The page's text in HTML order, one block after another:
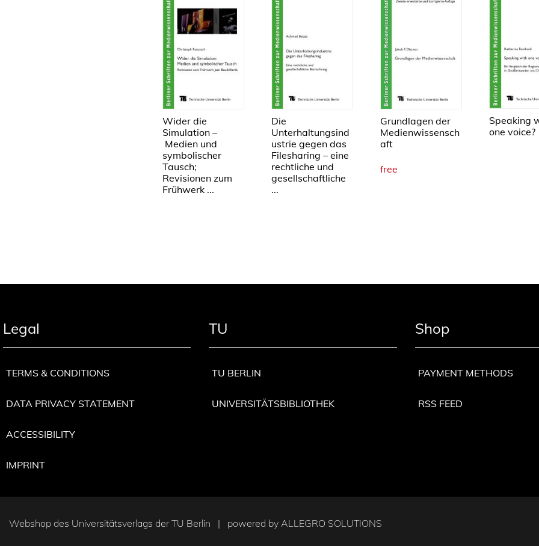
Wider die
Simulation –
Medien und
symbolischer
Tausch;
Revisionen zum
Frühwerk ...
Die
Unterhaltungsind
ustrie gegen das
Filesharing – eine
rechtliche und
gesellschaftliche
...
Grundlagen der
Medienwissensch
aft
free
Speaking
one voice?
Legal
TERMS & CONDITIONS
DATA PRIVACY STATEMENT
ACCESSIBILITY
IMPRINT
TU
TU BERLIN
UNIVERSITÄTSBIBLIOTHEK
Shop
PAYMENT METHODS
RSS FEED
Webshop des Universitätsverlags der TU Berlin | powered by ALLEGRO SOLUTIONS